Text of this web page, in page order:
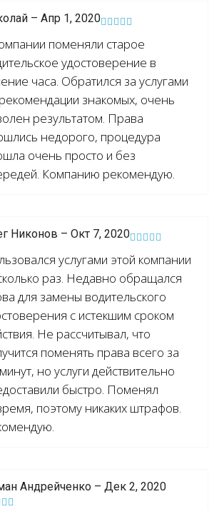
– Апр 1, 2020
поменяли старое
удостоверение в
часа. Обратился за услугами
знакомых, очень
результатом. Права
недорого, процедура
очень просто и без
Компанию рекомендую.
Никонов – Окт 7, 2020
услугами этой компании
раз. Недавно обращался
для замены водительского
с истекшим сроком
Не рассчитывал, что
поменять права всего за
но услуги действительно
быстро. Поменял
поэтому никаких штрафов.
Андрейченко – Дек 2, 2020